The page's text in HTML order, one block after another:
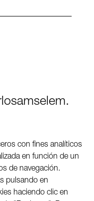
con fines analíticos
en función de un
de navegación.
pulsando en
haciendo clic en